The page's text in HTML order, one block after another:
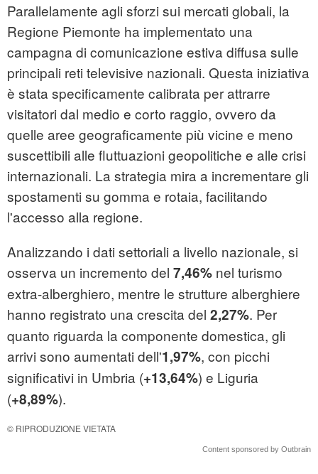
Parallelamente agli sforzi sui mercati globali, la
Regione Piemonte ha implementato una
campagna di comunicazione estiva diffusa sulle
principali reti televisive nazionali. Questa iniziativa
è stata specificamente calibrata per attrarre
visitatori dal medio e corto raggio, ovvero da
quelle aree geograficamente più vicine e meno
suscettibili alle fluttuazioni geopolitiche e alle crisi
internazionali. La strategia mira a incrementare gli
spostamenti su gomma e rotaia, facilitando
l'accesso alla regione.
Analizzando i dati settoriali a livello nazionale, si
osserva un incremento del 7,46% nel turismo
extra-alberghiero, mentre le strutture alberghiere
hanno registrato una crescita del 2,27%. Per
quanto riguarda la componente domestica, gli
arrivi sono aumentati dell'1,97%, con picchi
significativi in Umbria (+13,64%) e Liguria
(+8,89%).
© RIPRODUZIONE VIETATA
Content sponsored by Outbrain